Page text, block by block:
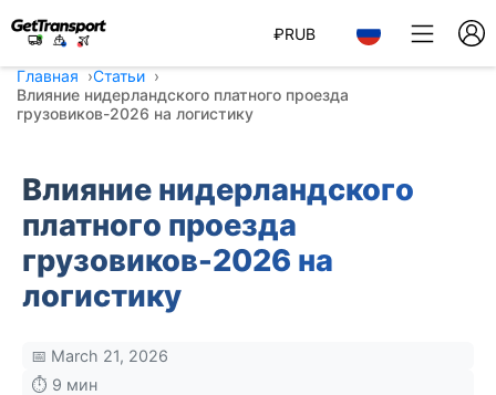
₽RUB
Главная
Статьи
Влияние нидерландского платного проезда
грузовиков-2026 на логистику
Влияние нидерландского
платного проезда
грузовиков-2026 на
логистику
📅 March 21, 2026
⏱️ 9 мин